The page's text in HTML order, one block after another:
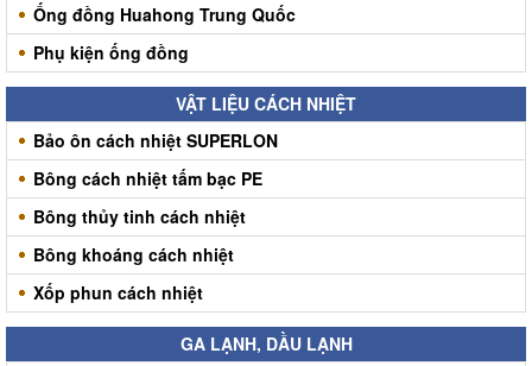
Ống đồng Huahong Trung Quốc
Phụ kiện ống đồng
VẬT LIỆU CÁCH NHIỆT
Bảo ôn cách nhiệt SUPERLON
Bông cách nhiệt tấm bạc PE
Bông thủy tinh cách nhiệt
Bông khoáng cách nhiệt
Xốp phun cách nhiệt
GA LẠNH, DẦU LẠNH